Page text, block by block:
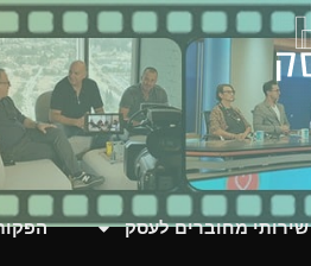
שירותי מחוברים לעסק